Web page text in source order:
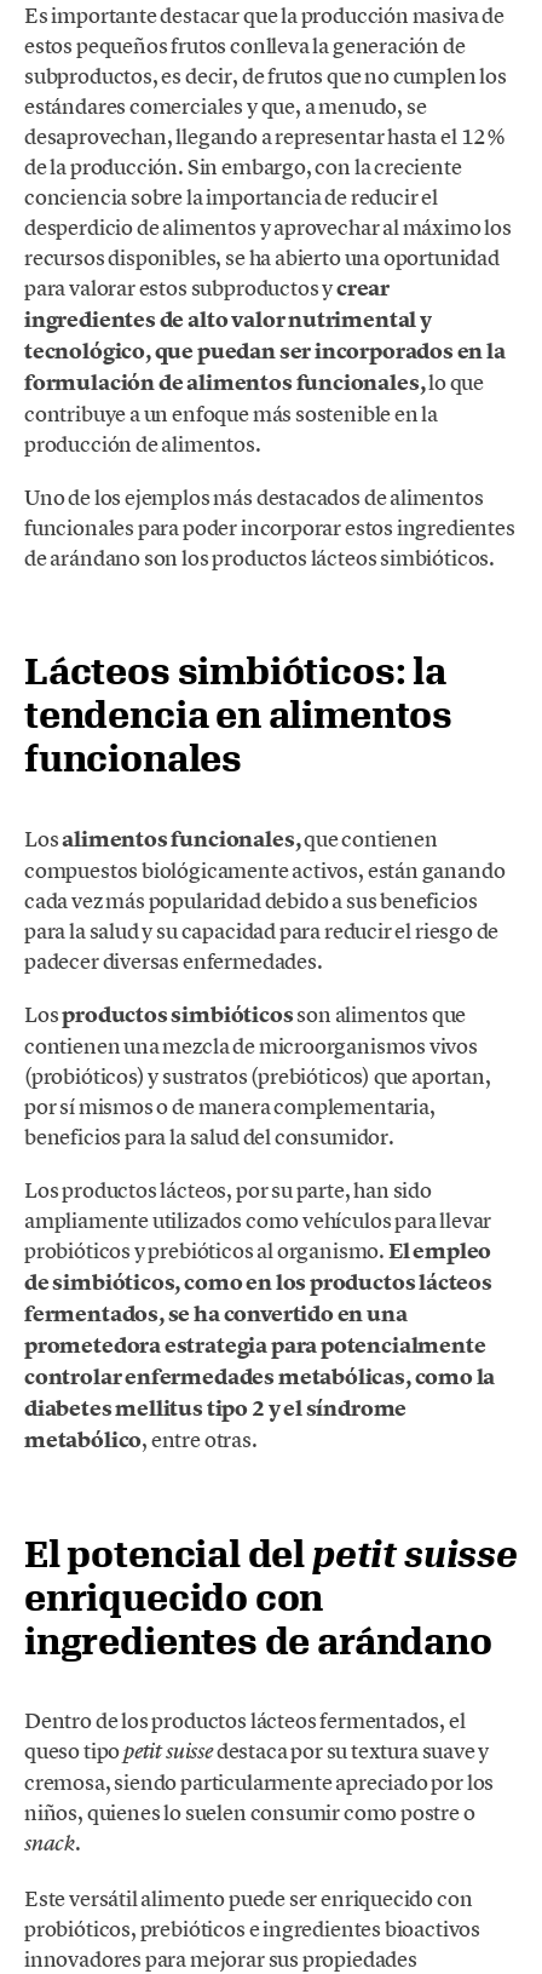
Es importante destacar que la producción masiva de
estos pequeños frutos conlleva la generación de
subproductos, es decir, de frutos que no cumplen los
estándares comerciales y que, a menudo, se
desaprovechan, llegando a representar hasta el 12%
de la producción. Sin embargo, con la creciente
conciencia sobre la importancia de reducir el
desperdicio de alimentos y aprovechar al máximo los
recursos disponibles, se ha abierto una oportunidad
para valorar estos subproductos ycrear
ingredientes de alto valor nutrimental y
tecnológico, que puedan ser incorporados en la
formulación de alimentos funcionales,lo que
contribuye a un enfoque más sostenible en la
producción de alimentos.
Uno de los ejemplos más destacados de alimentos
funcionales para poder incorporar estos ingredientes
de arándano son los productos lácteos simbióticos.
Lácteos simbióticos: la
tendencia en alimentos
funcionales
Losalimentos funcionales,que contienen
compuestos biológicamente activos, están ganando
cada vez más popularidad debido a sus beneficios
para la salud y su capacidad para reducir el riesgo de
padecer diversas enfermedades.
Losproductos simbióticosson alimentos que
contienen una mezcla de microorganismos vivos
(probióticos) y sustratos (prebióticos) que aportan,
por sí mismos o de manera complementaria,
beneficios para la salud del consumidor.
Los productos lácteos, por su parte, han sido
ampliamente utilizados como vehículos para llevar
probióticos y prebióticos al organismo.El empleo
de simbióticos, como en los productos lácteos
fermentados, se ha convertido en una
prometedora estrategia para potencialmente
controlar enfermedades metabólicas, como la
diabetes mellitus tipo 2 y el síndrome
metabólico, entre otras.
El potencial del petit suisse
enriquecido con
ingredientes de arándano
Dentro de los productos lácteos fermentados, el
queso tipopetit suissedestaca por su textura suave y
cremosa, siendo particularmente apreciado por los
niños, quienes lo suelen consumir como postre o
snack.
Este versátil alimento puede ser enriquecido con
probióticos, prebióticos e ingredientes bioactivos
innovadores para mejorar sus propiedades